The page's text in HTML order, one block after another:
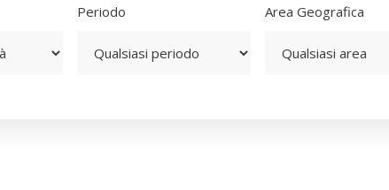
Periodo
Area Geografica